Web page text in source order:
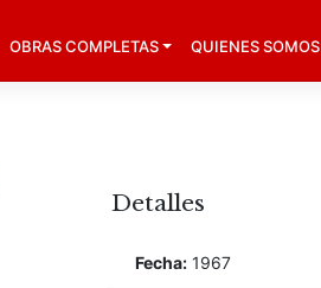
OBRAS COMPLETAS QUIENES SOMOS
Detalles
Fecha: 1967